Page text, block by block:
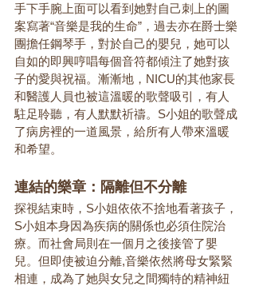
手下手腕上面可以看到她對自己刺上的圖
案寫著“音樂是我的生命”，過去亦在爵士樂
團擔任鋼琴手，對於自己的嬰兒，她可以
自如的即興哼唱每個音符都傾注了她對孩
子的愛與祝福。漸漸地，NICU的其他家長
和醫護人員也被這溫暖的歌聲吸引，有人
駐足聆聽，有人默默祈禱。S小姐的歌聲成
了病房裡的一道風景，給所有人帶來溫暖
和希望。
連結的樂章：隔離但不分離
探視結束時，S小姐依依不捨地看著孩子，
S小姐本身因為疾病的關係也必須住院治
療。而社會局則在一個月之後接管了嬰
兒。但即使被迫分離,音樂依然將母女緊緊
相連，成為了她與女兒之間獨特的精神紐